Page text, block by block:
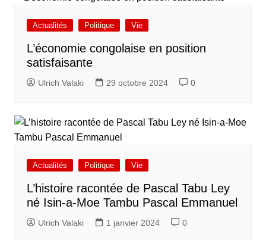
Actualités Politique Vie
L’économie congolaise en position
satisfaisante
Ulrich Valaki 29 octobre 2024 0
Actualités Politique Vie
L’histoire racontée de Pascal Tabu Ley
né Isin-a-Moe Tambu Pascal Emmanuel
Ulrich Valaki 1 janvier 2024 0